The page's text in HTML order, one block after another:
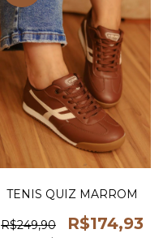
TENIS QUIZ MARROM
R$249,90 R$174,93